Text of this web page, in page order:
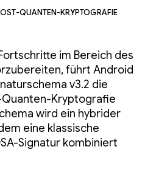
Quanten-Kryptografie
im Bereich des
führt Android
v3.2 die
Kryptografie
wird ein hybrider
eine klassische
Signatur kombiniert